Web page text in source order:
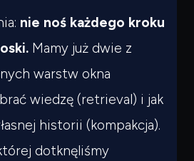
nie noś każdego kroku
Mamy już dwie z
warstw okna
wiedzę (retrieval) i jak
historii (kompakcja).
dotknęliśmy